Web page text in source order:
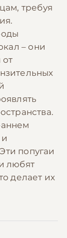
требуя
– они
от
попугаи
любят
делает их